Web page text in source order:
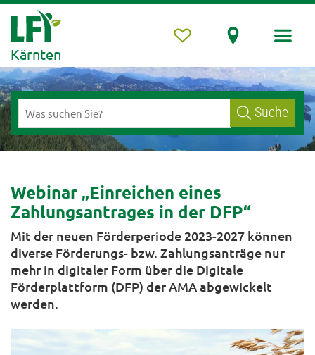
Kärnten
Suche
Webinar „Einreichen eines
Zahlungsantrages in der DFP“
Mit der neuen Förderperiode 2023-2027 können
diverse Förderungs- bzw. Zahlungsanträge nur
mehr in digitaler Form über die Digitale
Förderplattform (DFP) der AMA abgewickelt
werden.